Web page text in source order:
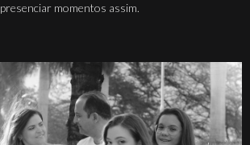
presenciar momentos assim.